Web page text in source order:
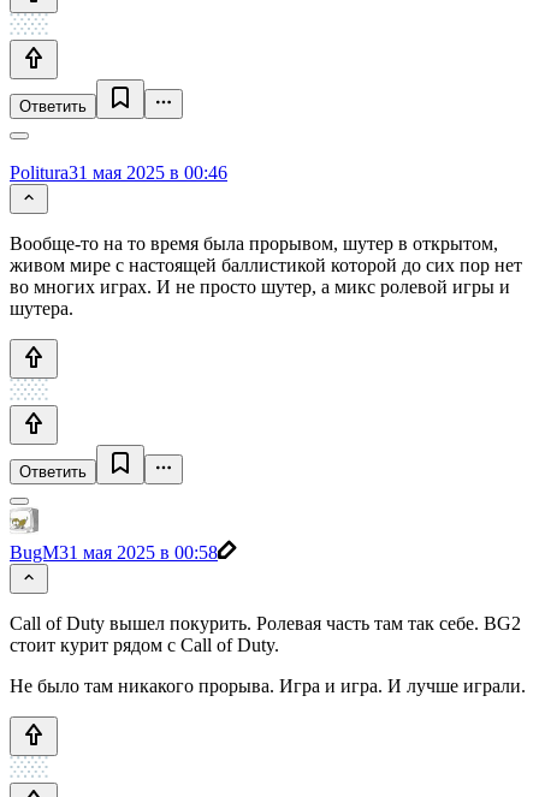
Ответить
Politura31 мая 2025 в 00:46
Вообще-то на то время была прорывом, шутер в открытом,
живом мире с настоящей баллистикой которой до сих пор нет
во многих играх. И не просто шутер, а микс ролевой игры и
шутера.
Ответить
BugM31 мая 2025 в 00:58
Call of Duty вышел покурить. Ролевая часть там так себе. BG2
стоит курит рядом с Call of Duty.
Не было там никакого прорыва. Игра и игра. И лучше играли.